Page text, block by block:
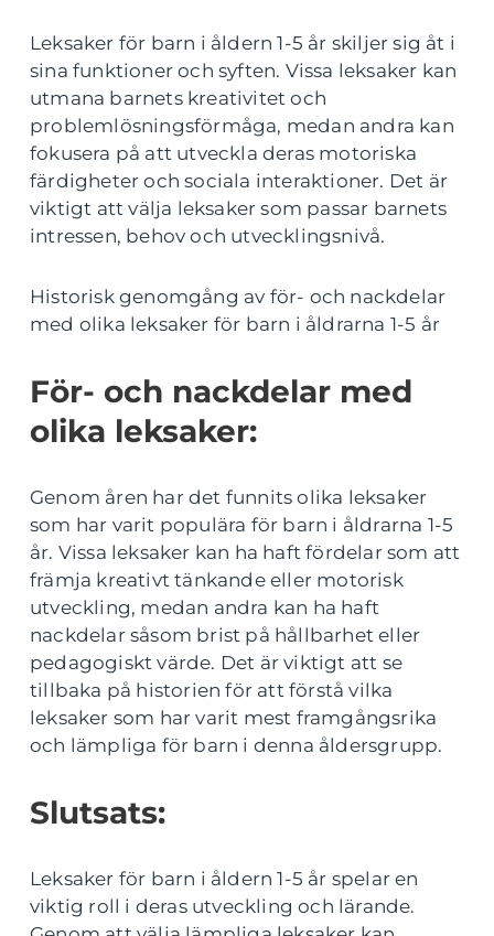
Leksaker för barn i åldern 1-5 år skiljer sig åt i
sina funktioner och syften. Vissa leksaker kan
utmana barnets kreativitet och
problemlösningsförmåga, medan andra kan
fokusera på att utveckla deras motoriska
färdigheter och sociala interaktioner. Det är
viktigt att välja leksaker som passar barnets
intressen, behov och utvecklingsnivå.
Historisk genomgång av för- och nackdelar
med olika leksaker för barn i åldrarna 1-5 år
För- och nackdelar med
olika leksaker:
Genom åren har det funnits olika leksaker
som har varit populära för barn i åldrarna 1-5
år. Vissa leksaker kan ha haft fördelar som att
främja kreativt tänkande eller motorisk
utveckling, medan andra kan ha haft
nackdelar såsom brist på hållbarhet eller
pedagogiskt värde. Det är viktigt att se
tillbaka på historien för att förstå vilka
leksaker som har varit mest framgångsrika
och lämpliga för barn i denna åldersgrupp.
Slutsats:
Leksaker för barn i åldern 1-5 år spelar en
viktig roll i deras utveckling och lärande.